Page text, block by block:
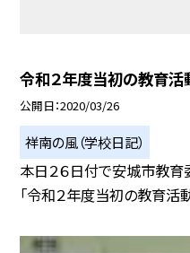
令和２年度当初の教育活
公開日 2020/03/26
祥南の風（学校日記）
本日２６日付で安城市教
「令和２年度当初の教育活